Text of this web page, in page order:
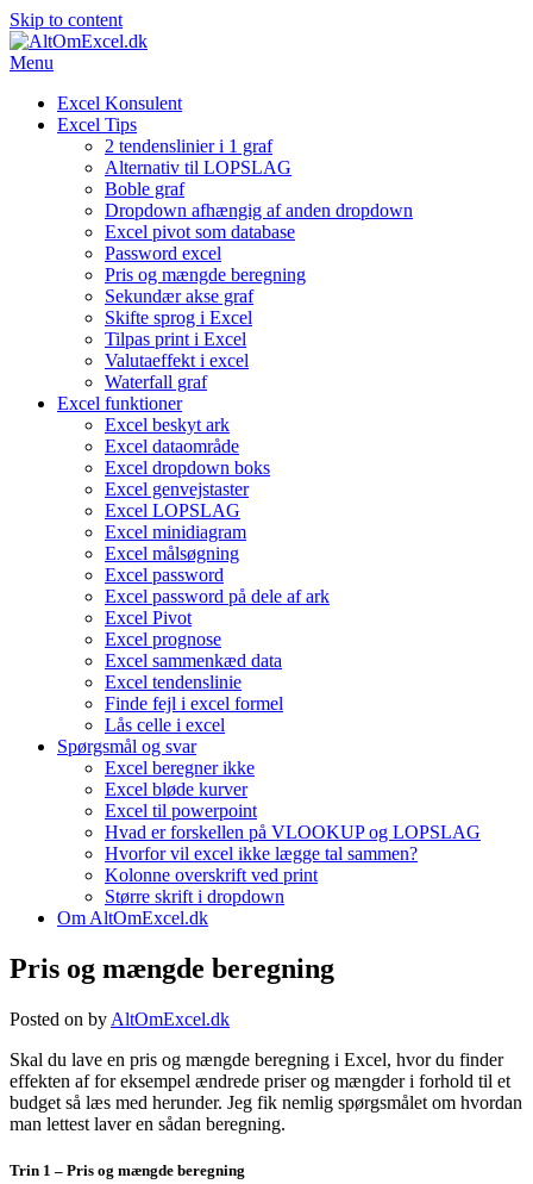
Skip to content
Menu
Excel Konsulent
Excel Tips
2 tendenslinier i 1 graf
Alternativ til LOPSLAG
Boble graf
Dropdown afhængig af anden dropdown
Excel pivot som database
Password excel
Pris og mængde beregning
Sekundær akse graf
Skifte sprog i Excel
Tilpas print i Excel
Valutaeffekt i excel
Waterfall graf
Excel funktioner
Excel beskyt ark
Excel dataområde
Excel dropdown boks
Excel genvejstaster
Excel LOPSLAG
Excel minidiagram
Excel målsøgning
Excel password
Excel password på dele af ark
Excel Pivot
Excel prognose
Excel sammenkæd data
Excel tendenslinie
Finde fejl i excel formel
Lås celle i excel
Spørgsmål og svar
Excel beregner ikke
Excel bløde kurver
Excel til powerpoint
Hvad er forskellen på VLOOKUP og LOPSLAG
Hvorfor vil excel ikke lægge tal sammen?
Kolonne overskrift ved print
Større skrift i dropdown
Om AltOmExcel.dk
Pris og mængde beregning
Posted on by AltOmExcel.dk
Skal du lave en pris og mængde beregning i Excel, hvor du finder
effekten af for eksempel ændrede priser og mængder i forhold til et
budget så læs med herunder. Jeg fik nemlig spørgsmålet om hvordan
man lettest laver en sådan beregning.
Trin 1 – Pris og mængde beregning